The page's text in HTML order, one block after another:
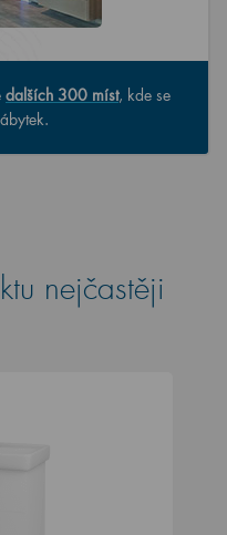
dalších 300 míst, kde se
nejčastěji